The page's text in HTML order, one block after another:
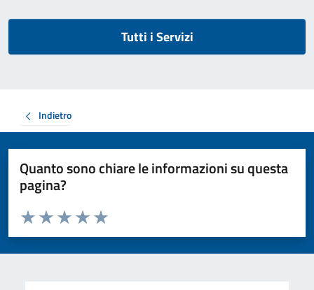
Tutti i Servizi
Indietro
Quanto sono chiare le informazioni su questa
pagina?
Valuta da 1 a 5 stelle la pagina
Valuta 5 stelle su 5
Valuta 4 stelle su 5
Valuta 3 stelle su 5
Valuta 2 stelle su 5
Valuta 1 stelle su 5